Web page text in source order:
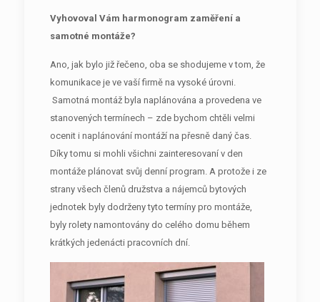
Vyhovoval Vám harmonogram zaměření a
samotné montáže?
Ano, jak bylo již řečeno, oba se shodujeme v tom, že
komunikace je ve vaší firmě na vysoké úrovni.
Samotná montáž byla naplánována a provedena ve
stanovených termínech – zde bychom chtěli velmi
ocenit i naplánování montáží na přesně daný čas.
Díky tomu si mohli všichni zainteresovaní v den
montáže plánovat svůj denní program. A protože i ze
strany všech členů družstva a nájemců bytových
jednotek byly dodrženy tyto termíny pro montáže,
byly rolety namontovány do celého domu během
krátkých jedenácti pracovních dní.